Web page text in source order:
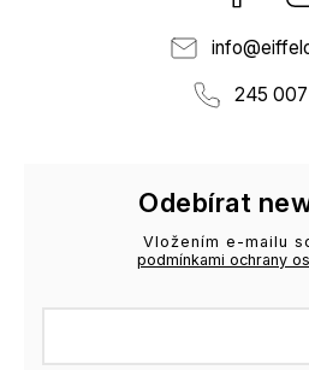
info@
245
Odebírat
Vložením e-mailu
podmínkami ochrany